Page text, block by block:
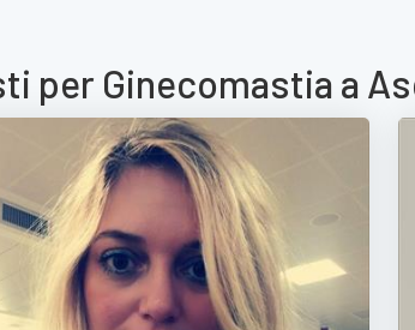
per Ginecomastia a